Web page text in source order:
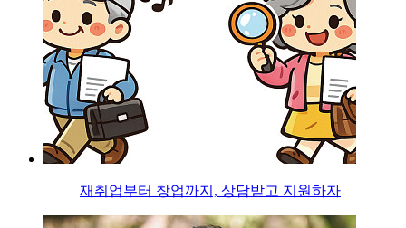
재취업부터 창업까지, 상담받고 지원하자